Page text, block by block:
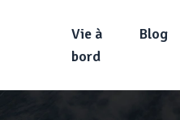
Vie à
bord
Blog